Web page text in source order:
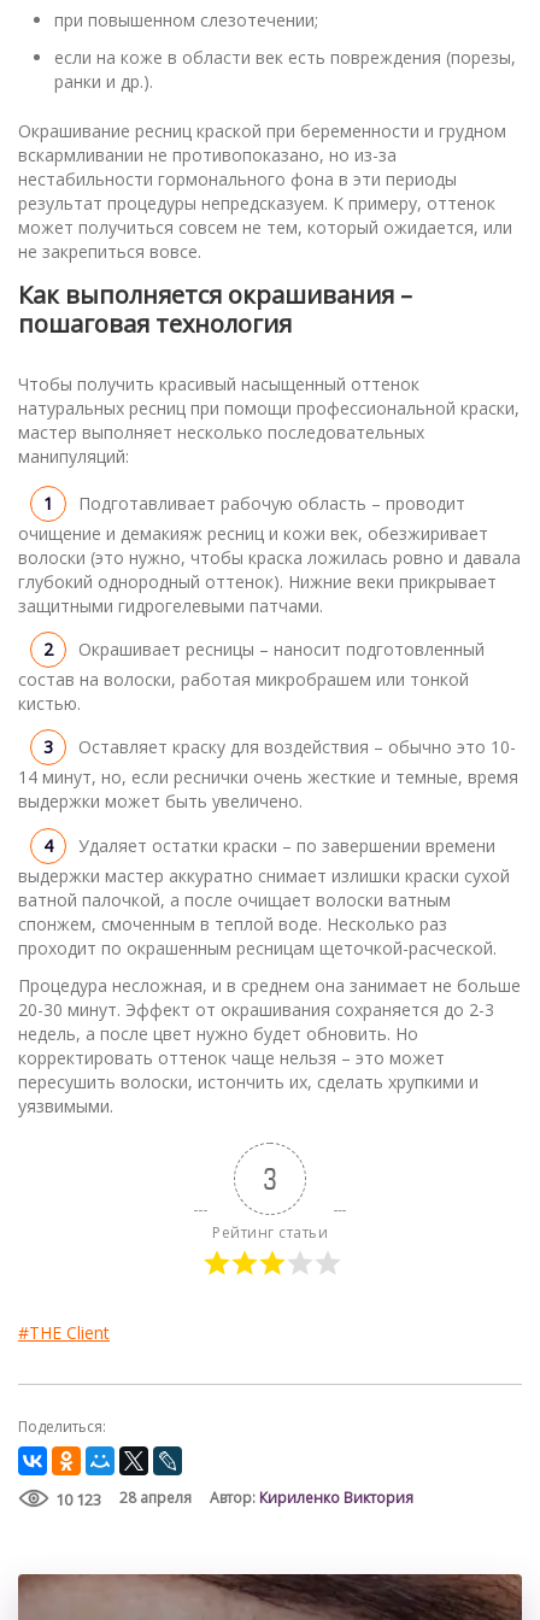
при повышенном слезотечении;
если на коже в области век есть повреждения (порезы,
ранки и др.).
Окрашивание ресниц краской при беременности и грудном
вскармливании не противопоказано, но из-за
нестабильности гормонального фона в эти периоды
результат процедуры непредсказуем. К примеру, оттенок
может получиться совсем не тем, который ожидается, или
не закрепиться вовсе.
Как выполняется окрашивания –
пошаговая технология
Чтобы получить красивый насыщенный оттенок
натуральных ресниц при помощи профессиональной краски,
мастер выполняет несколько последовательных
манипуляций:
Подготавливает рабочую область – проводит
очищение и демакияж ресниц и кожи век, обезжиривает
волоски (это нужно, чтобы краска ложилась ровно и давала
глубокий однородный оттенок). Нижние веки прикрывает
защитными гидрогелевыми патчами.
Окрашивает ресницы – наносит подготовленный
состав на волоски, работая микробрашем или тонкой
кистью.
Оставляет краску для воздействия – обычно это 10-
14 минут, но, если реснички очень жесткие и темные, время
выдержки может быть увеличено.
Удаляет остатки краски – по завершении времени
выдержки мастер аккуратно снимает излишки краски сухой
ватной палочкой, а после очищает волоски ватным
спонжем, смоченным в теплой воде. Несколько раз
проходит по окрашенным ресницам щеточкой-расческой.
Процедура несложная, и в среднем она занимает не больше
20-30 минут. Эффект от окрашивания сохраняется до 2-3
недель, а после цвет нужно будет обновить. Но
корректировать оттенок чаще нельзя – это может
пересушить волоски, истончить их, сделать хрупкими и
уязвимыми.
3
Рейтинг статьи
#THE Client
Поделиться:
10 123 28 апреля Автор: Кириленко Виктория